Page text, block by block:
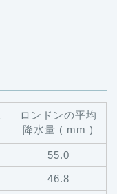
ロンドンの平均
降水量 ( mm )
55.0
46.8